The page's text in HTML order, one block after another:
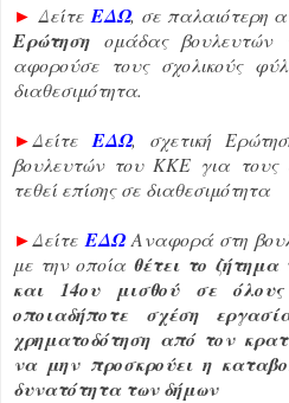
► Δείτε ΕΔΩ, σε παλαιότερη
Ερώτηση ομάδας
αφορούσε τους σχολικούς
διαθεσιμότητα.
►Δείτε ΕΔΩ, σχετική
βουλευτών του ΚΚΕ για τους
τεθεί επίσης σε διαθεσιμότητα
►Δείτε ΕΔΩΑναφορά στη
με την οποία θέτει το
και 14ου μισθού σε
οποιαδήποτε σχέση
χρηματοδότηση από τον
να μην προσκρούει η
δυνατότητα των δήμων